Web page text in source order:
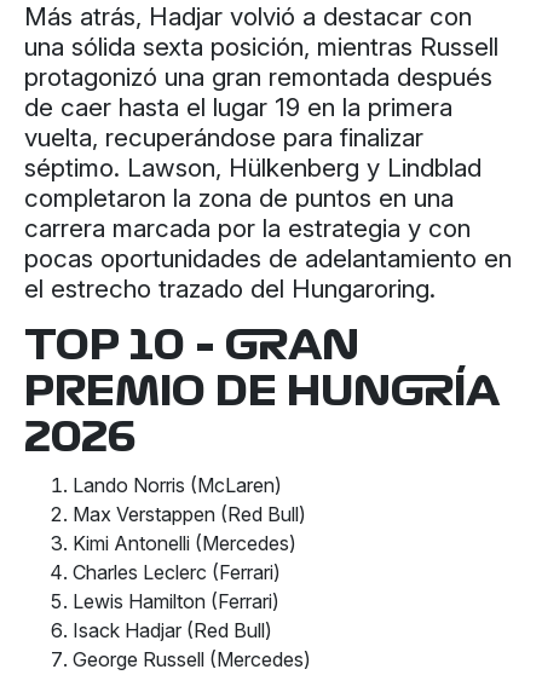
Más atrás, Hadjar volvió a destacar con
una sólida sexta posición, mientras Russell
protagonizó una gran remontada después
de caer hasta el lugar 19 en la primera
vuelta, recuperándose para finalizar
séptimo. Lawson, Hülkenberg y Lindblad
completaron la zona de puntos en una
carrera marcada por la estrategia y con
pocas oportunidades de adelantamiento en
el estrecho trazado del Hungaroring.
TOP 10 – GRAN
PREMIO DE HUNGRÍA
2026
Lando Norris (McLaren)
Max Verstappen (Red Bull)
Kimi Antonelli (Mercedes)
Charles Leclerc (Ferrari)
Lewis Hamilton (Ferrari)
Isack Hadjar (Red Bull)
George Russell (Mercedes)